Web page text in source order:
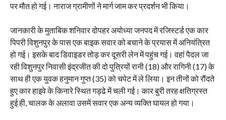
पर मौत हो गई। नाराज ग्रामीणों ने मार्ग जाम कर प्रदर्शन भी किया।
जानकारी के मुताबिक शनिवार दोपहर अयोध्या जनपद में रजिस्टर्ड एक कार
पिपरी विशुनपुर के पास एक बाइक सवार को बचाने के प्रयास में अनियंत्रित
हो गई। इसके बाद डिवाइडर तोड़ कर दूसरी लेन में पहुंच गई। वहां पैदल जा
रही विशुनपुर निवासी इंद्रजीत की दो पुत्रियों रानी (18) और रागिनी (17) के
साथ ही एक युवक हनुमान गुप्त (35) को चपेट में ले लिया। इन तीनों को रौंदते
हुए कार हाइवे के किनारे स्थित गड्ढे में चली गई। कार बुरी तरह क्षतिग्रस्त
हुई ही, चालक के अलावा उसमें सवार एक अन्य व्यक्ति घायल हो गया।